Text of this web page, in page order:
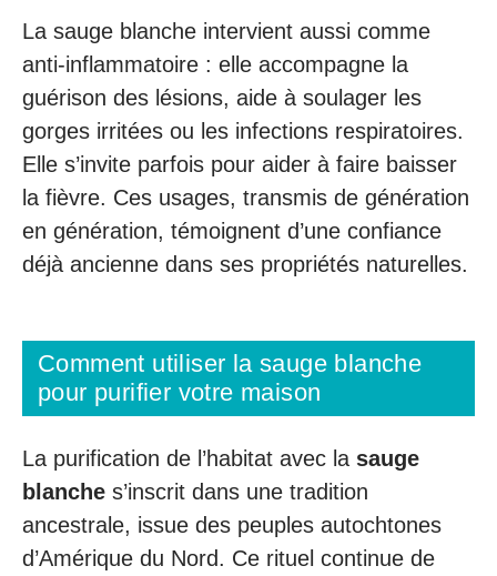
La sauge blanche intervient aussi comme
anti-inflammatoire : elle accompagne la
guérison des lésions, aide à soulager les
gorges irritées ou les infections respiratoires.
Elle s’invite parfois pour aider à faire baisser
la fièvre. Ces usages, transmis de génération
en génération, témoignent d’une confiance
déjà ancienne dans ses propriétés naturelles.
Comment utiliser la sauge blanche
pour purifier votre maison
La purification de l’habitat avec la sauge
blanche s’inscrit dans une tradition
ancestrale, issue des peuples autochtones
d’Amérique du Nord. Ce rituel continue de